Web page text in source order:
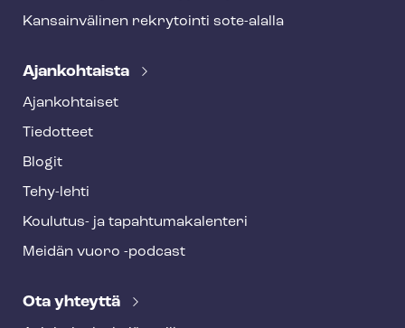
Kansainvälinen rekrytointi sote-alalla
Ajankohtaista
Ajankohtaiset
Tiedotteet
Blogit
Tehy-lehti
Koulutus- ja ta­pah­tu­ma­ka­len­te­ri
Meidän vuoro -podcast
Ota yhteyttä